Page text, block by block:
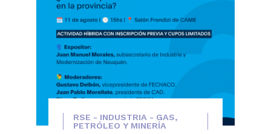
RSE - INDUSTRIA - GAS,
PETRÓLEO Y MINERÍA